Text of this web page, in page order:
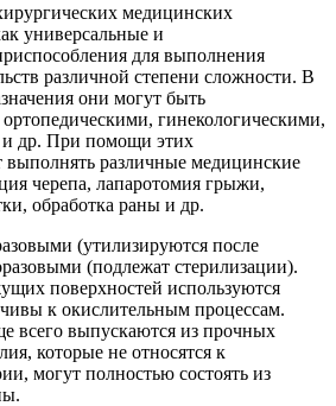
медицинских
универсальные и
для выполнения
различной степени сложности. В
они могут быть
гинекологическими,
и др. При помощи этих
выполнять различные медицинские
черепа, лапаротомия грыжи,
обработка раны и др.
(утилизируются после
(подлежат стерилизации).
поверхностей используются
к окислительным процессам.
всего выпускаются из прочных
которые не относятся к
могут полностью состоять из